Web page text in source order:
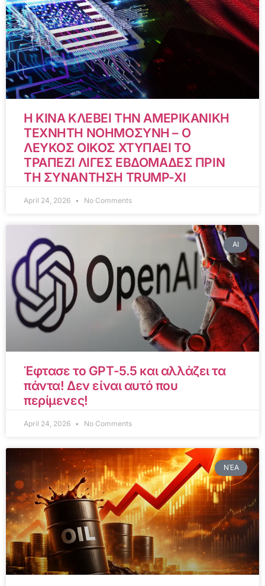
Η ΚΙΝΑ ΚΛΕΒΕΙ ΤΗΝ ΑΜΕΡΙΚΑΝΙΚΗ
ΤΕΧΝΗΤΗ ΝΟΗΜΟΣΥΝΗ – Ο
ΛΕΥΚΟΣ ΟΙΚΟΣ ΧΤΥΠΑΕΙ ΤΟ
ΤΡΑΠΕΖΙ ΛΙΓΕΣ ΕΒΔΟΜΑΔΕΣ ΠΡΙΝ
ΤΗ ΣΥΝΑΝΤΗΣΗ TRUMP-XI
April 24, 2026 No Comments
AI
Έφτασε το GPT-5.5 και αλλάζει τα
πάντα! Δεν είναι αυτό που
περίμενες!
April 24, 2026 No Comments
ΝΈΑ